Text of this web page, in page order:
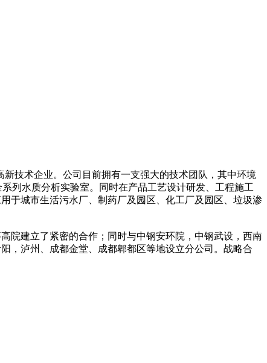
技术企业。公司目前拥有一支强大的技术团队，其中环境
列水质分析实验室。同时在产品工艺设计研发、工程施工
于城市生活污水厂、制药厂及园区、化工厂及园区、垃圾渗
院建立了紧密的合作；同时与中钢安环院，中钢武设，西南
，泸州、成都金堂、成都郫都区等地设立分公司。战略合